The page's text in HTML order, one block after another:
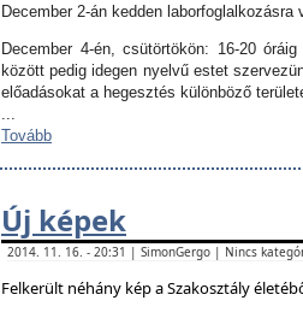
December 2-án kedden
December 4-én, csütörtökön: 16-20
között pedig idegen nyelvű estet
előadásokat a hegesztés különböző
...
Tovább
Új képek
2014. 11. 16. - 20:31 | SimonGergo | Nincs
Felkerült néhány kép a Szakosztály